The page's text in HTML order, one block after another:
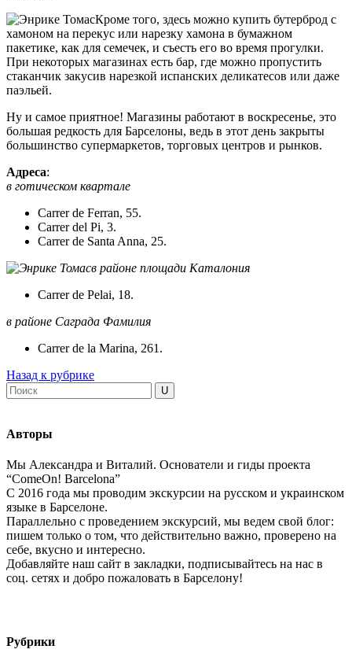
Кроме того, здесь можно купить бутерброд с
хамоном на перекус или нарезку хамона в бумажном
пакетике, как для семечек, и съесть его во время прогулки.
При некоторых магазинах есть бар, где можно пропустить
стаканчик закусив нарезкой испанских деликатесов или даже
паэльей.
Ну и самое приятное! Магазины работают в воскресенье, это
большая редкость для Барселоны, ведь в этот день закрыты
большинство супермаркетов, торговых центров и рынков.
Адреса:
в готическом квартале
Carrer de Ferran, 55.
Carrer del Pi, 3.
Carrer de Santa Anna, 25.
в районе площади Каталония
Carrer de Pelai, 18.
в районе Саграда Фамилия
Carrer de la Marina, 261.
Назад к рубрике
Авторы
Мы Александра и Виталий. Основатели и гиды проекта
“ComeOn! Barcelona”
С 2016 года мы проводим экскурсии на русском и украинском
языке в Барселоне.
Параллельно с проведением экскурсий, мы ведем свой блог:
пишем только о том, что действительно важно, проверено на
себе, вкусно и интересно.
Добавляйте наш сайт в закладки, подписывайтесь на нас в
соц. сетях и добро пожаловать в Барселону!
Рубрики